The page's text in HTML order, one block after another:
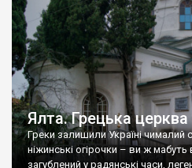
Ялта. Грецька
Греки залишили Україні чималий
ніжинські огірочки – ви ж мабуть
загублений у радянські часи,